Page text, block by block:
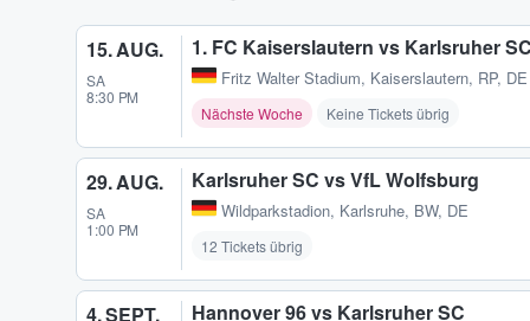
15. AUG.
SA
8:30 PM
1. FC Kaiserslautern vs Karlsruher SC
Fritz Walter Stadium, Kaiserslautern, RP, DE
Nächste Woche Keine Tickets übrig
29. AUG.
SA
1:00 PM
Karlsruher SC vs VfL Wolfsburg
Wildparkstadion, Karlsruhe, BW, DE
12 Tickets übrig
4. SEPT. Hannover 96 vs Karlsruher SC